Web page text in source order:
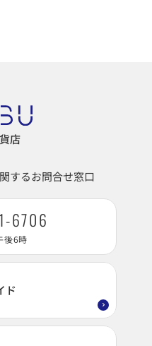
店
するお問合せ窓口
6706
後6時
ド